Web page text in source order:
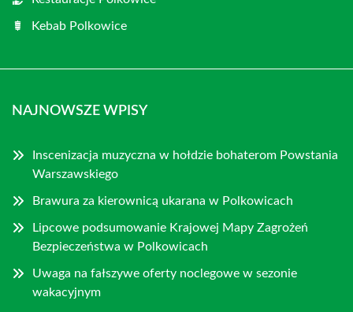
Kebab Polkowice
NAJNOWSZE WPISY
Inscenizacja muzyczna w hołdzie bohaterom Powstania
Warszawskiego
Brawura za kierownicą ukarana w Polkowicach
Lipcowe podsumowanie Krajowej Mapy Zagrożeń
Bezpieczeństwa w Polkowicach
Uwaga na fałszywe oferty noclegowe w sezonie
wakacyjnym